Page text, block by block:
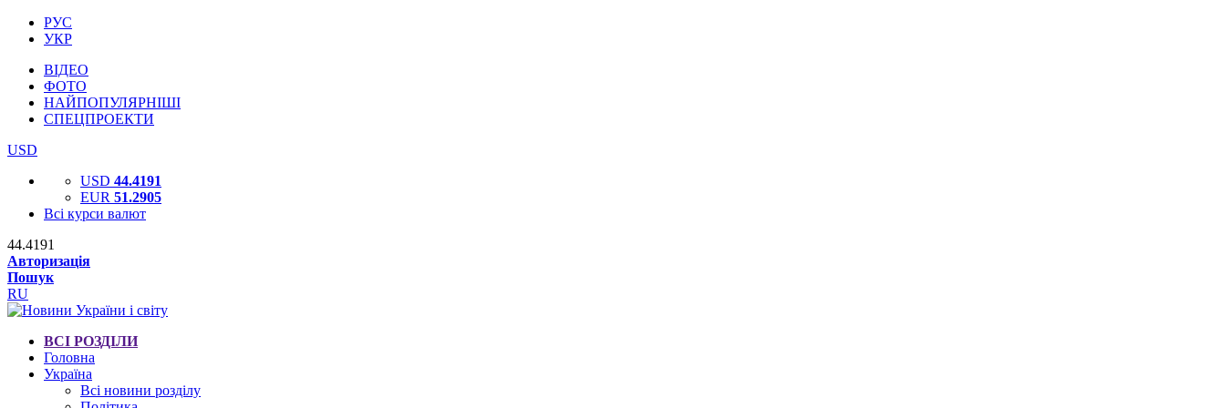
РУС
УКР
ВІДЕО
ФОТО
НАЙПОПУЛЯРНІШІ
СПЕЦПРОЕКТИ
USD
USD 44.4191
EUR 51.2905
Всі курси валют
44.4191
Авторизація
Пошук
RU
ВСІ РОЗДІЛИ
Головна
Україна
Всі новини розділу